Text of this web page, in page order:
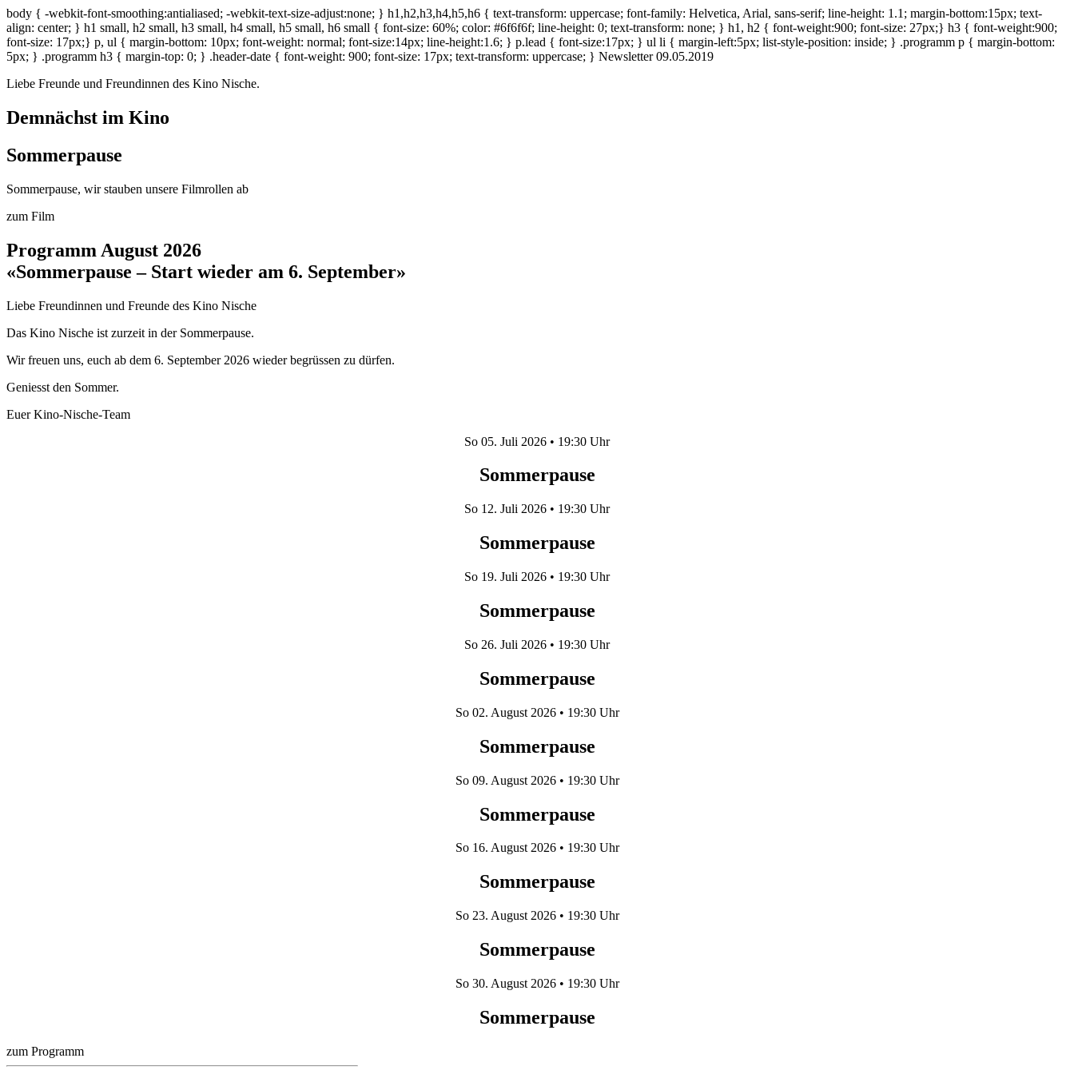
body { -webkit-font-smoothing:antialiased; -webkit-text-size-adjust:none; } h1,h2,h3,h4,h5,h6 { text-transform: uppercase; font-family: Helvetica, Arial, sans-serif; line-height: 1.1; margin-bottom:15px; text-
align: center; } h1 small, h2 small, h3 small, h4 small, h5 small, h6 small { font-size: 60%; color: #6f6f6f; line-height: 0; text-transform: none; } h1, h2 { font-weight:900; font-size: 27px;} h3 { font-weight:900;
font-size: 17px;} p, ul { margin-bottom: 10px; font-weight: normal; font-size:14px; line-height:1.6; } p.lead { font-size:17px; } ul li { margin-left:5px; list-style-position: inside; } .programm p { margin-bottom:
5px; } .programm h3 { margin-top: 0; } .header-date { font-weight: 900; font-size: 17px; text-transform: uppercase; } Newsletter 09.05.2019
Liebe Freunde und Freundinnen des Kino Nische.
Demnächst im Kino
Sommerpause
Sommerpause, wir stauben unsere Filmrollen ab
zum Film
Programm August 2026
«Sommerpause – Start wieder am 6. September»
Liebe Freundinnen und Freunde des Kino Nische
Das Kino Nische ist zurzeit in der Sommerpause.
Wir freuen uns, euch ab dem 6. September 2026 wieder begrüssen zu dürfen.
Geniesst den Sommer.
Euer Kino-Nische-Team
So 05. Juli 2026 • 19:30 Uhr
Sommerpause
So 12. Juli 2026 • 19:30 Uhr
Sommerpause
So 19. Juli 2026 • 19:30 Uhr
Sommerpause
So 26. Juli 2026 • 19:30 Uhr
Sommerpause
So 02. August 2026• 19:30 Uhr
Sommerpause
So 09. August 2026• 19:30 Uhr
Sommerpause
So 16. August 2026• 19:30 Uhr
Sommerpause
So 23. August 2026• 19:30 Uhr
Sommerpause
So 30. August 2026• 19:30 Uhr
Sommerpause
zum Programm